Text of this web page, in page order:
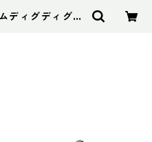
ディグディグツ